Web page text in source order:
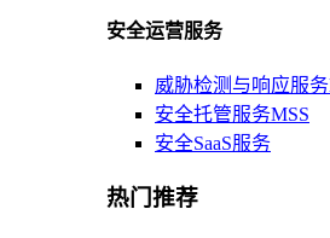
安全运营服务
威胁检测与响应服
安全托管服务MSS
安全SaaS服务
热门推荐